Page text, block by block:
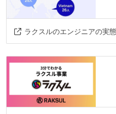
veretex-ai
colaboratory
ラクスルのエンジニアの実